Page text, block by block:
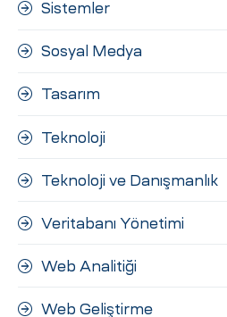
Sistemler
Sosyal Medya
Tasarım
Teknoloji
Teknoloji ve Danışmanlık
Veritabanı Yönetimi
Web Analitiği
Web Geliştirme